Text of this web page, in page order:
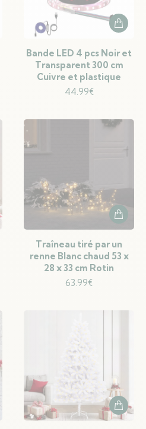
Bande LED 4 pcs Noir et
Transparent 300 cm
Cuivre et plastique
44.99€
Traîneau tiré par un
renne Blanc chaud 53 x
28 x 33 cm Rotin
63.99€